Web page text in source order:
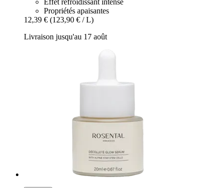
Effet refroidissant intense
Propriétés apaisantes
12,39 € (123,90 € / L)
Livraison jusqu'au 17 août